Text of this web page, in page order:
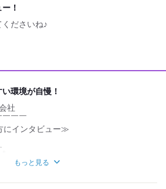
！
ださいね♪
環境が自慢！
社
￣￣￣
にインタビュー≫
しやすいんですよね。
もっと見る